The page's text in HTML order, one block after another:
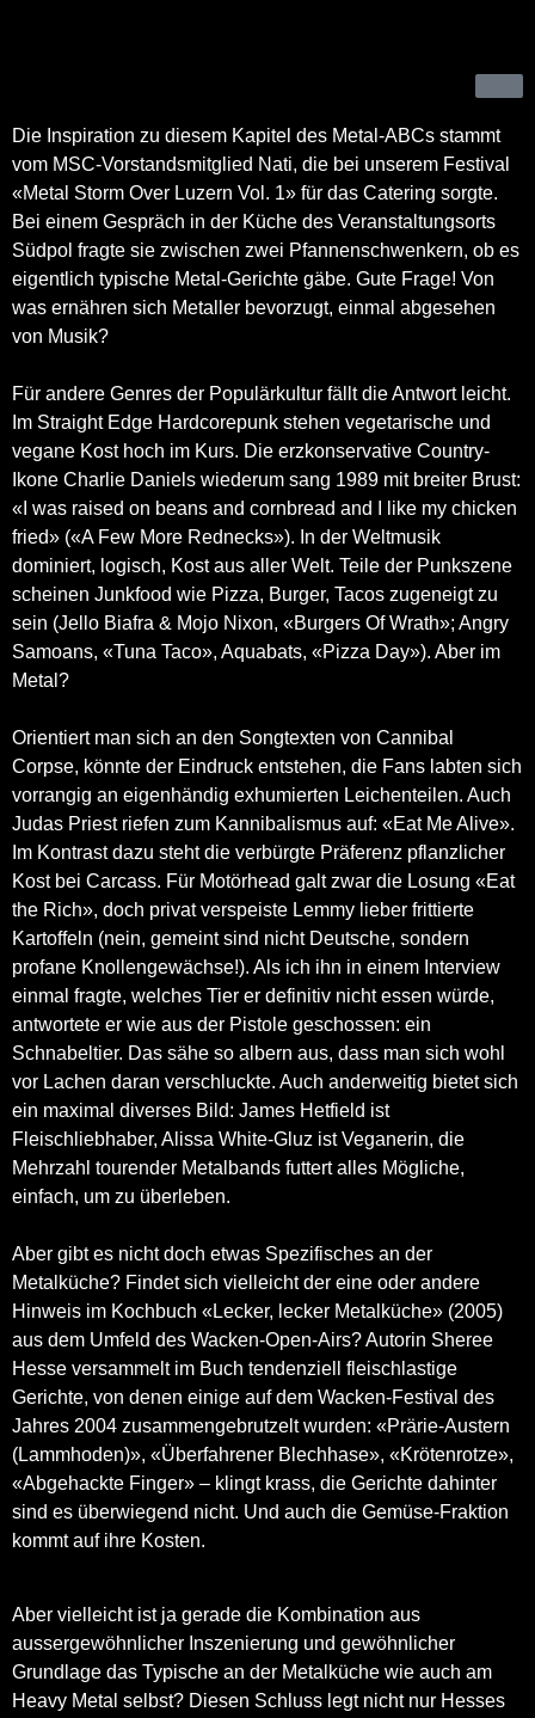
Die Inspiration zu diesem Kapitel des Metal-ABCs stammt
vom MSC-Vorstandsmitglied Nati, die bei unserem Festival
«Metal Storm Over Luzern Vol. 1» für das Catering sorgte.
Bei einem Gespräch in der Küche des Veranstaltungsorts
Südpol fragte sie zwischen zwei Pfannenschwenkern, ob es
eigentlich typische Metal-Gerichte gäbe. Gute Frage! Von
was ernähren sich Metaller bevorzugt, einmal abgesehen
von Musik?
Für andere Genres der Populärkultur fällt die Antwort leicht.
Im Straight Edge Hardcorepunk stehen vegetarische und
vegane Kost hoch im Kurs. Die erzkonservative Country-
Ikone Charlie Daniels wiederum sang 1989 mit breiter Brust:
«I was raised on beans and cornbread and I like my chicken
fried» («A Few More Rednecks»). In der Weltmusik
dominiert, logisch, Kost aus aller Welt. Teile der Punkszene
scheinen Junkfood wie Pizza, Burger, Tacos zugeneigt zu
sein (Jello Biafra & Mojo Nixon, «Burgers Of Wrath»; Angry
Samoans, «Tuna Taco», Aquabats, «Pizza Day»). Aber im
Metal?
Orientiert man sich an den Songtexten von Cannibal
Corpse, könnte der Eindruck entstehen, die Fans labten sich
vorrangig an eigenhändig exhumierten Leichenteilen. Auch
Judas Priest riefen zum Kannibalismus auf: «Eat Me Alive».
Im Kontrast dazu steht die verbürgte Präferenz pflanzlicher
Kost bei Carcass. Für Motörhead galt zwar die Losung «Eat
the Rich», doch privat verspeiste Lemmy lieber frittierte
Kartoffeln (nein, gemeint sind nicht Deutsche, sondern
profane Knollengewächse!). Als ich ihn in einem Interview
einmal fragte, welches Tier er definitiv nicht essen würde,
antwortete er wie aus der Pistole geschossen: ein
Schnabeltier. Das sähe so albern aus, dass man sich wohl
vor Lachen daran verschluckte. Auch anderweitig bietet sich
ein maximal diverses Bild: James Hetfield ist
Fleischliebhaber, Alissa White-Gluz ist Veganerin, die
Mehrzahl tourender Metalbands futtert alles Mögliche,
einfach, um zu überleben.
Aber gibt es nicht doch etwas Spezifisches an der
Metalküche? Findet sich vielleicht der eine oder andere
Hinweis im Kochbuch «Lecker, lecker Metalküche» (2005)
aus dem Umfeld des Wacken-Open-Airs? Autorin Sheree
Hesse versammelt im Buch tendenziell fleischlastige
Gerichte, von denen einige auf dem Wacken-Festival des
Jahres 2004 zusammengebrutzelt wurden: «Prärie-Austern
(Lammhoden)», «Überfahrener Blechhase», «Krötenrotze»,
«Abgehackte Finger» – klingt krass, die Gerichte dahinter
sind es überwiegend nicht. Und auch die Gemüse-Fraktion
kommt auf ihre Kosten.
Aber vielleicht ist ja gerade die Kombination aus
aussergewöhnlicher Inszenierung und gewöhnlicher
Grundlage das Typische an der Metalküche wie auch am
Heavy Metal selbst? Diesen Schluss legt nicht nur Hesses